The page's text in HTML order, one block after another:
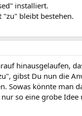
installiert.
"zu" bleibt bestehen.
hinausgelaufen,
gibst Du nun die
Sowas könnte man
so eine grobe